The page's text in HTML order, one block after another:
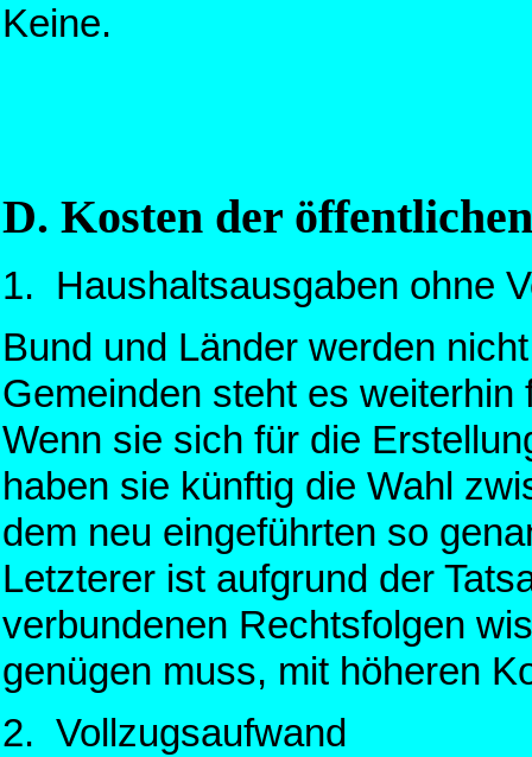
Keine.
D. Kosten der
1. Haushaltsausgaben ohne
Bund und Länder werden
Gemeinden steht es
Wenn sie sich für die
haben sie künftig die Wahl
dem neu eingeführten so
Letzterer ist aufgrund der
verbundenen Rechtsfolgen
genügen muss, mit höheren
2. Vollzugsaufwand